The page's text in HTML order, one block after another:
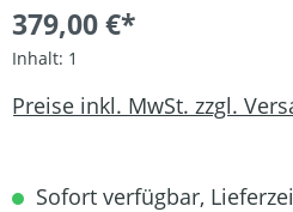
379,00 €*
Inhalt: 1
Preise inkl. MwSt. zzgl.
Sofort verfügbar,